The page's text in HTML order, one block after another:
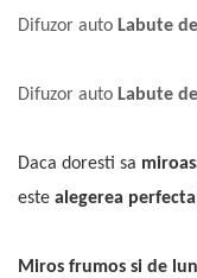
Difuzor auto Labute
Difuzor auto Labute
Daca doresti sa
este alegerea
Miros frumos si de